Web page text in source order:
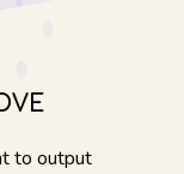
to output